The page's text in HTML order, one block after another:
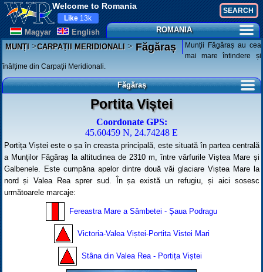
Welcome to Romania
Magyar English
Like 13k
ROMANIA
MUNȚI>CARPAȚII MERIDIONALI>Făgăraș
Munții Făgăraș au cea
mai mare întindere și
înălțime din Carpații Meridionali.
Făgăraș
Portita Viștei
Coordonate GPS:
45.60459 N, 24.74248 E
Portița Viștei este o șa în creasta principală, este situată în partea centrală
a Munților Făgăraș la altitudinea de 2310 m, între vârfurile Viștea Mare și
Galbenele. Este cumpăna apelor dintre două văi glaciare Viștea Mare la
nord și Valea Rea sprer sud. În șa există un refugiu, și aici sosesc
următoarele marcaje:
Fereastra Mare a Sâmbetei - Șaua Podragu
Victoria-Valea Viștei-Portita Vistei Mari
Stâna din Valea Rea - Portița Viștei